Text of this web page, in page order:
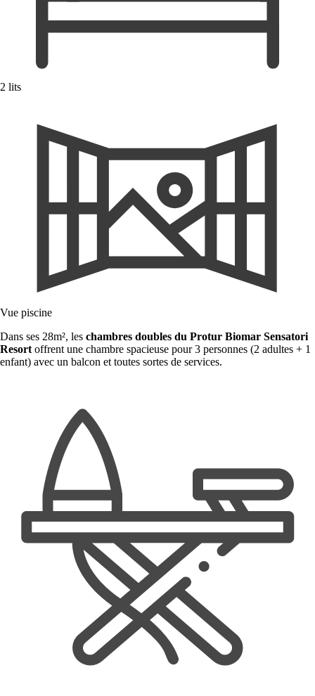
2 lits
Vue piscine
Dans ses 28m², les chambres doubles du Protur Biomar Sensatori
Resort offrent une chambre spacieuse pour 3 personnes (2 adultes + 1
enfant) avec un balcon et toutes sortes de services.